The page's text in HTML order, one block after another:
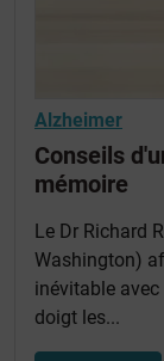
Alzheimer
Conseils
mémoire
Le Dr Richard
Washington)
inévitable
doigt les...